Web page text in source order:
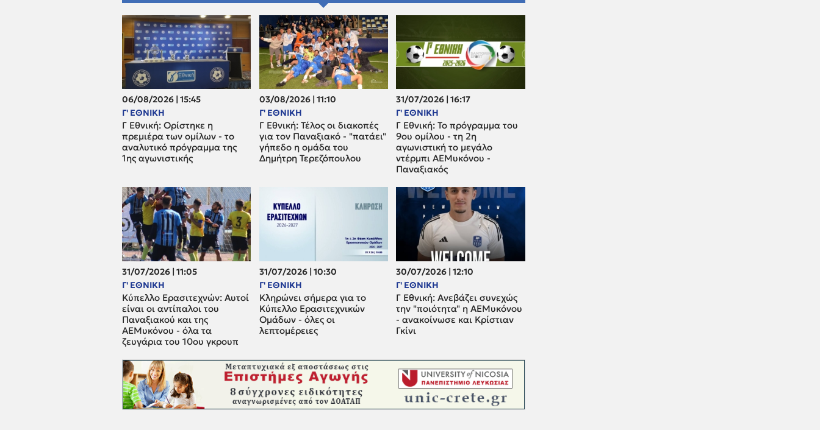
06/08/2026 | 15:45
Γ' ΕΘΝΙΚΗ
Γ Εθνική: Ορίστηκε η
πρεμιέρα των ομίλων - το
αναλυτικό πρόγραμμα της
1ης αγωνιστικής
03/08/2026 | 11:10
Γ' ΕΘΝΙΚΗ
Γ Εθνική: Τέλος οι διακοπές
για τον Παναξιακό - "πατάει"
γήπεδο η ομάδα του
Δημήτρη Τερεζόπουλου
31/07/2026 | 16:17
Γ' ΕΘΝΙΚΗ
Γ Εθνική: Το πρόγραμμα του
9ου ομίλου - τη 2η
αγωνιστική το μεγάλο
ντέρμπι ΑΕΜυκόνου -
Παναξιακός
31/07/2026 | 11:05
Γ' ΕΘΝΙΚΗ
Κύπελλο Ερασιτεχνών: Αυτοί
είναι οι αντίπαλοι του
Παναξιακού και της
ΑΕΜυκόνου - όλα τα
ζευγάρια του 10ου γκρουπ
31/07/2026 | 10:30
Γ' ΕΘΝΙΚΗ
Κληρώνει σήμερα για το
Κύπελλο Ερασιτεχνικών
Ομάδων - όλες οι
λεπτομέρειες
30/07/2026 | 12:10
Γ' ΕΘΝΙΚΗ
Γ Εθνική: Ανεβάζει συνεχώς
την "ποιότητα" η ΑΕΜυκόνου
- ανακοίνωσε και Κρίστιαν
Γκίνι